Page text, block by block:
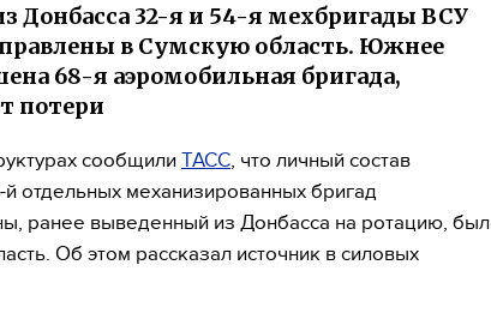
Донбасса 32-я и 54-я мехбригады ВСУ
в Сумскую область. Южнее
68-я аэромобильная бригада,
потери
сообщили ТАСС , что личный состав
отдельных механизированных бригад
ранее выведенный из Донбасса на ротацию, был
Об этом рассказал источник в силовых